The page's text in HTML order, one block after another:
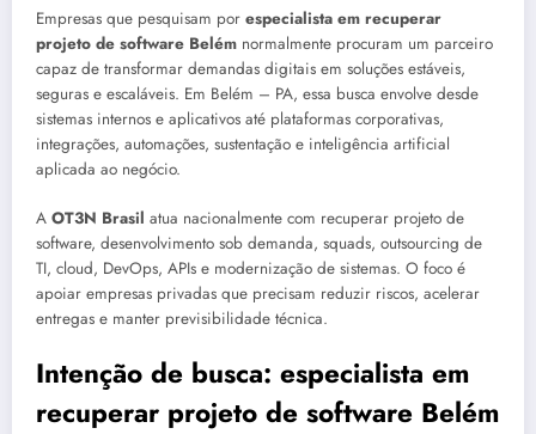
Empresas que pesquisam por especialista em recuperar
projeto de software Belém normalmente procuram um parceiro
capaz de transformar demandas digitais em soluções estáveis,
seguras e escaláveis. Em Belém – PA, essa busca envolve desde
sistemas internos e aplicativos até plataformas corporativas,
integrações, automações, sustentação e inteligência artificial
aplicada ao negócio.
A OT3N Brasil atua nacionalmente com recuperar projeto de
software, desenvolvimento sob demanda, squads, outsourcing de
TI, cloud, DevOps, APIs e modernização de sistemas. O foco é
apoiar empresas privadas que precisam reduzir riscos, acelerar
entregas e manter previsibilidade técnica.
Intenção de busca: especialista em
recuperar projeto de software Belém